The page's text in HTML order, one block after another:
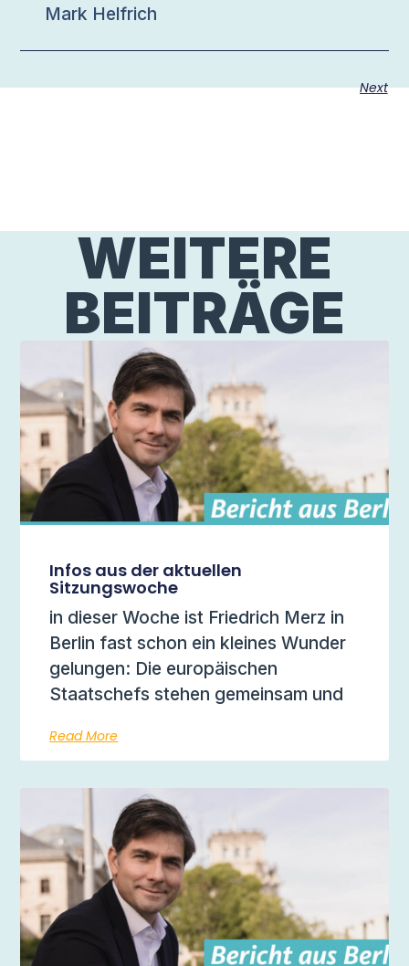
Mark Helfrich
Next
WEITERE
BEITRÄGE
Infos aus der aktuellen
Sitzungswoche
in dieser Woche ist Friedrich Merz in
Berlin fast schon ein kleines Wunder
gelungen: Die europäischen
Staatschefs stehen gemeinsam und
Read More